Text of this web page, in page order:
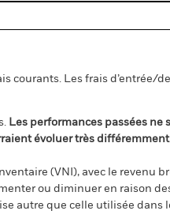
courants. Les frais d’entrée/
Les performances passées ne
évoluer très
(VNI), avec le revenu
ou diminuer en raison
autre que celle utilisée dans